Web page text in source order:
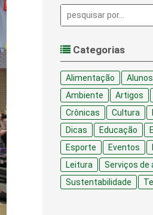
Pesquisa:
Categorias
Alimentação
Ambiente
Artigos
Crônicas
Cultura
Dicas
Educação
Esporte
Eventos
Leitura
Serviços de
Sustentabilidade